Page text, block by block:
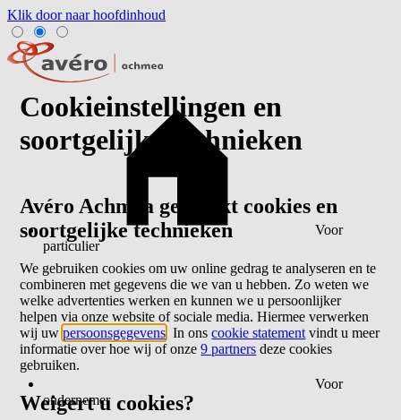
Klik door naar hoofdinhoud
Voor
particulier
Voor
ondernemer
Cookieinstellingen en
soortgelijke technieken
Avéro Achmea gebruikt cookies en
soortgelijke technieken
We gebruiken cookies om uw online gedrag te analyseren en te
combineren met gegevens die we van u hebben. Zo weten we
welke advertenties werken en kunnen we u persoonlijker
helpen via onze website of sociale media. Hiermee verwerken
wij uwpersoonsgegevens . In onscookie statement vindt u meer
informatie over hoe wij of onze9 partners deze cookies
gebruiken.
Weigert u cookies?